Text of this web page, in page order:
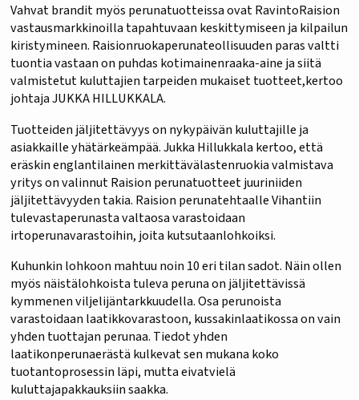
Vahvat brandit myös perunatuotteissa ovat RavintoRaision
vastausmarkkinoilla tapahtuvaan keskittymiseen ja kilpailun
kiristymineen. Raisionruokaperunateollisuuden paras valtti
tuontia vastaan on puhdas kotimainenraaka-aine ja siitä
valmistetut kuluttajien tarpeiden mukaiset tuotteet,kertoo
johtaja JUKKA HILLUKKALA.
Tuotteiden jäljitettävyys on nykypäivän kuluttajille ja
asiakkaille yhätärkeämpää. Jukka Hillukkala kertoo, että
eräskin englantilainen merkittävälastenruokia valmistava
yritys on valinnut Raision perunatuotteet juuriniiden
jäljitettävyyden takia. Raision perunatehtaalle Vihantiin
tulevastaperunasta valtaosa varastoidaan
irtoperunavarastoihin, joita kutsutaanlohkoiksi.
Kuhunkin lohkoon mahtuu noin 10 eri tilan sadot. Näin ollen
myös näistälohkoista tuleva peruna on jäljitettävissä
kymmenen viljelijäntarkkuudella. Osa perunoista
varastoidaan laatikkovarastoon, kussakinlaatikossa on vain
yhden tuottajan perunaa. Tiedot yhden
laatikonperunaerästä kulkevat sen mukana koko
tuotantoprosessin läpi, mutta eivatvielä
kuluttajapakkauksiin saakka.